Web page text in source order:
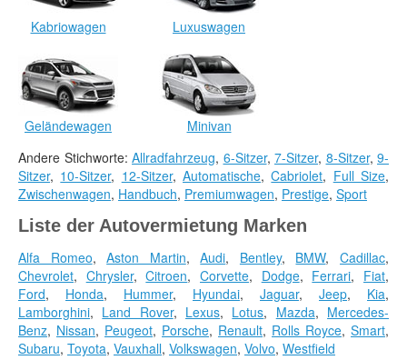
Kabriowagen Luxuswagen
Geländewagen
Minivan
Andere Stichworte: Allradfahrzeug, 6-Sitzer, 7-Sitzer, 8-Sitzer, 9-
Sitzer, 10-Sitzer, 12-Sitzer,Automatische,Cabriolet, Full Size,
Zwischenwagen, Handbuch, Premiumwagen, Prestige, Sport
Liste der Autovermietung Marken
Alfa Romeo,Aston Martin,Audi, Bentley, BMW,Cadillac,
Chevrolet, Chrysler,Citroen,Corvette, Dodge, Ferrari, Fiat,
Ford, Honda, Hummer, Hyundai, Jaguar, Jeep, Kia,
Lamborghini, Land Rover, Lexus, Lotus, Mazda, Mercedes-
Benz, Nissan, Peugeot, Porsche, Renault, Rolls Royce, Smart,
Subaru, Toyota, Vauxhall, Volkswagen, Volvo, Westfield